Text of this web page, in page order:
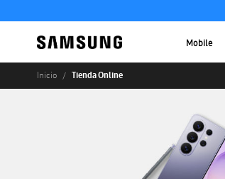
Mobile
Inicio Tienda Online